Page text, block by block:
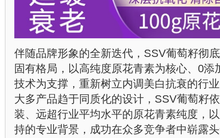
伴随品牌形象的全新迭代，SSV葡萄籽彻
固有格局，以高纯度原花青素为核心、0添
技术为支撑，重新树立内调美白抗衰的行
大多产品趋于同质化的设计，SSV葡萄籽
装、远超行业平均水平的原花青素纯度，
持的专业背景，成功在众多竞争者中崭露